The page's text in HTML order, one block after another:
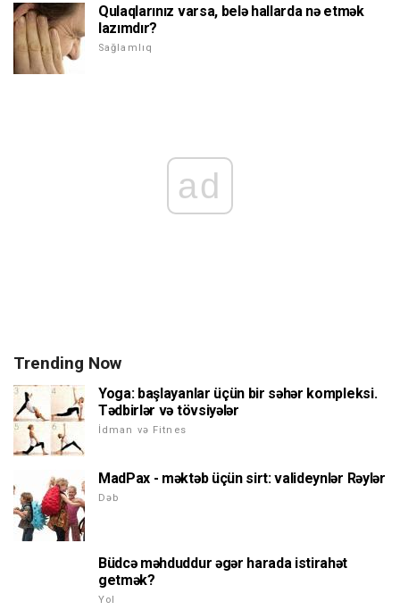
Qulaqlarınız varsa, belə hallarda nə etmək
lazımdır?
Sağlamlıq
ad
Trending Now
Yoga: başlayanlar üçün bir səhər kompleksi.
Tədbirlər və tövsiyələr
İdman və Fitnes
MadPax - məktəb üçün sirt: valideynlər Rəylər
Dəb
Büdcə məhduddur əgər harada istirahət
getmək?
Yol